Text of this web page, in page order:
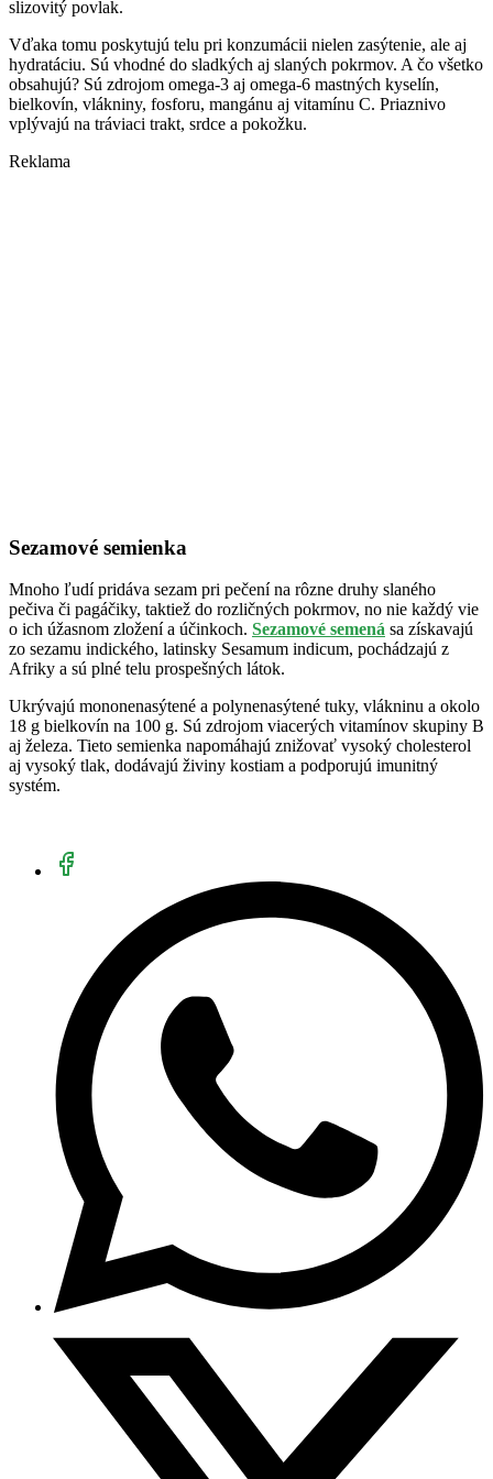
slizovitý povlak.
Vďaka tomu poskytujú telu pri konzumácii nielen zasýtenie, ale aj
hydratáciu. Sú vhodné do sladkých aj slaných pokrmov. A čo všetko
obsahujú? Sú zdrojom omega-3 aj omega-6 mastných kyselín,
bielkovín, vlákniny, fosforu, mangánu aj vitamínu C. Priaznivo
vplývajú na tráviaci trakt, srdce a pokožku.
Reklama
Sezamové semienka
Mnoho ľudí pridáva sezam pri pečení na rôzne druhy slaného
pečiva či pagáčiky, taktiež do rozličných pokrmov, no nie každý vie
o ich úžasnom zložení a účinkoch. Sezamové semená sa získavajú
zo sezamu indického, latinsky Sesamum indicum, pochádzajú z
Afriky a sú plné telu prospešných látok.
Ukrývajú mononenasýtené a polynenasýtené tuky, vlákninu a okolo
18 g bielkovín na 100 g. Sú zdrojom viacerých vitamínov skupiny B
aj železa. Tieto semienka napomáhajú znižovať vysoký cholesterol
aj vysoký tlak, dodávajú živiny kostiam a podporujú imunitný
systém.